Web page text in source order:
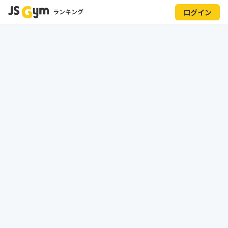
ランキング ログイン